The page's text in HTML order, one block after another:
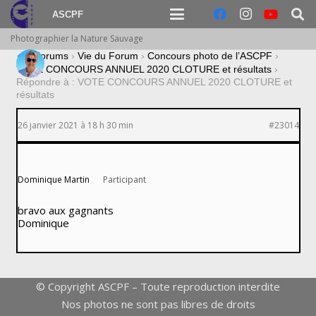
ASCPF
Photographier la Nature Sauvage
› Forums › Vie du Forum › Concours photo de l’ASCPF ›
VOTE CONCOURS ANNUEL 2020 CLOTURE et résultats ›
Répondre à : VOTE CONCOURS ANNUEL 2020 CLOTURE et
résultats
26 janvier 2021 à 18 h 30 min #23014
Dominique Martin Participant
bravo aux gagnants
Dominique
© Copyright ASCPF – Toute reproduction interdite
Nos photos ne sont pas libres de droits